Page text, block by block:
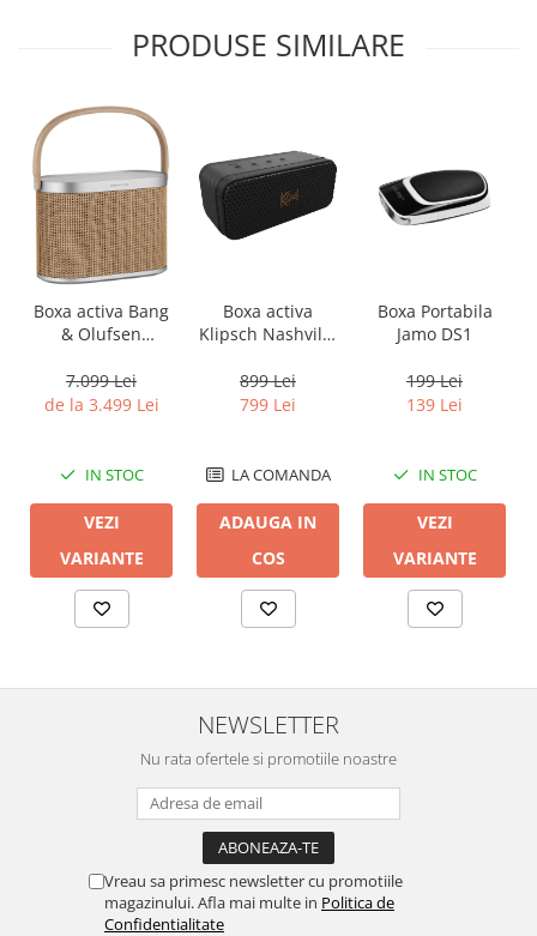
PRODUSE SIMILARE
Boxa activa Bang
& Olufsen
7.099 Lei
de la 3.499 Lei
IN STOC
VEZI
VARIANTE
Boxa activa
Klipsch Nashville
899 Lei
799 Lei
LA COMANDA
ADAUGA IN
COS
Boxa Portabila
Jamo DS1
199 Lei
139 Lei
IN STOC
VEZI
VARIANTE
NEWSLETTER
Nu rata ofertele si promotiile noastre
Vreau sa primesc newsletter cu promotiile
magazinului. Afla mai multe in Politica de
Confidentialitate